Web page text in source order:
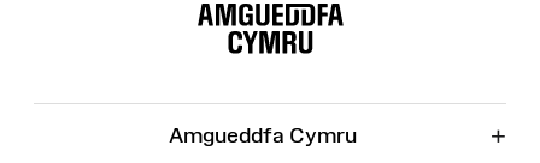
Amgueddfa Cymru +